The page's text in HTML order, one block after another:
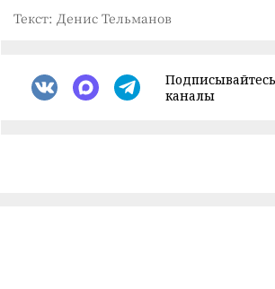
Текст: Денис Тельманов
каналы